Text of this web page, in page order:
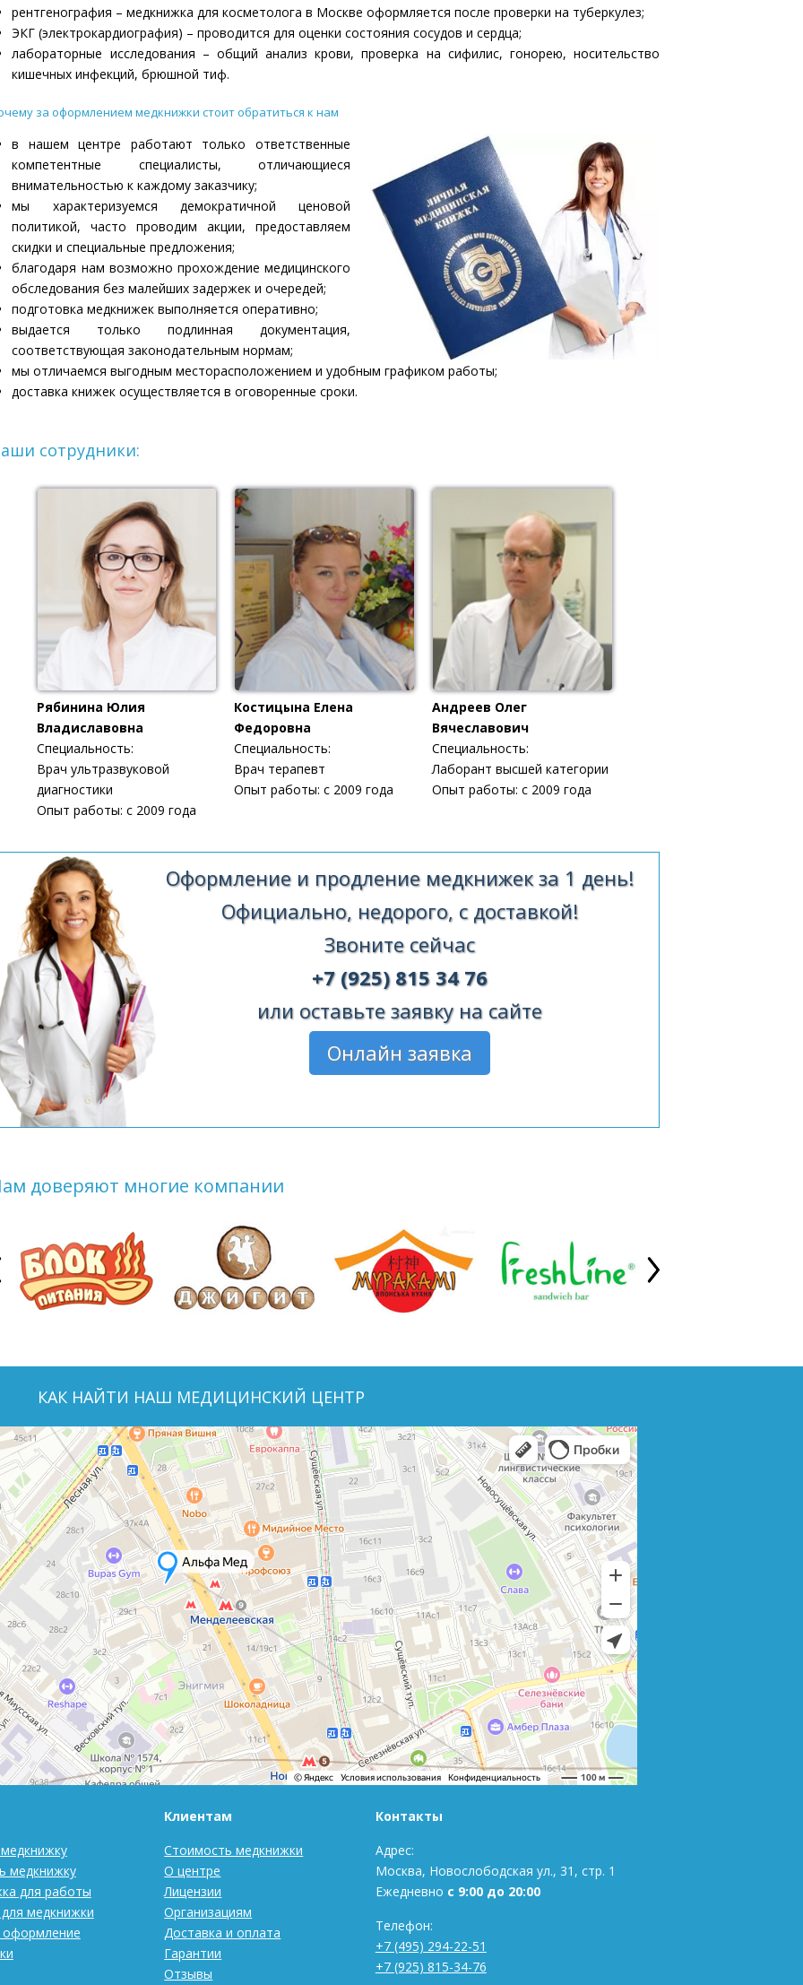
рентгенография – медкнижка для косметолога в Москве оформляется после проверки на туберкулез;
ЭКГ (электрокардиография) – проводится для оценки состояния сосудов и сердца;
лабораторные исследования – общий анализ крови, проверка на сифилис, гонорею, носительство
кишечных инфекций, брюшной тиф.
за оформлением медкнижки стоит обратиться к нам
в нашем центре работают только ответственные
компетентные специалисты, отличающиеся
внимательностью к каждому заказчику;
мы характеризуемся демократичной ценовой
политикой, часто проводим акции, предоставляем
скидки и специальные предложения;
благодаря нам возможно прохождение медицинского
обследования без малейших задержек и очередей;
подготовка медкнижек выполняется оперативно;
выдается только подлинная документация,
соответствующая законодательным нормам;
мы отличаемся выгодным месторасположением и удобным графиком работы;
доставка книжек осуществляется в оговоренные сроки.
сотрудники:
Рябинина Юлия
Владиславовна
Специальность:
Врач ультразвуковой
диагностики
Опыт работы: с 2009 года
Костицына Елена
Федоровна
Специальность:
Врач терапевт
Опыт работы: с 2009 года
Андреев Олег
Вячеславович
Специальность:
Лаборант высшей категории
Опыт работы: с 2009 года
Оформление и продление медкнижек за 1 день!
Официально, недорого, с доставкой!
Звоните сейчас
+7 (925) 815 34 76
или оставьте заявку на сайте
Онлайн заявка
доверяют многие компании
КАК НАЙТИ НАШ МЕДИЦИНСКИЙ ЦЕНТР
медкнижку
для работы
медкнижки
Клиентам
Стоимость медкнижки
О центре
Лицензии
Организациям
Доставка и оплата
Гарантии
Отзывы
Контакты
Адрес:
Москва, Новослободская ул., 31, стр. 1
Ежедневно с 9:00 до 20:00
Телефон:
+7 (495) 294-22-51
+7 (925) 815-34-76